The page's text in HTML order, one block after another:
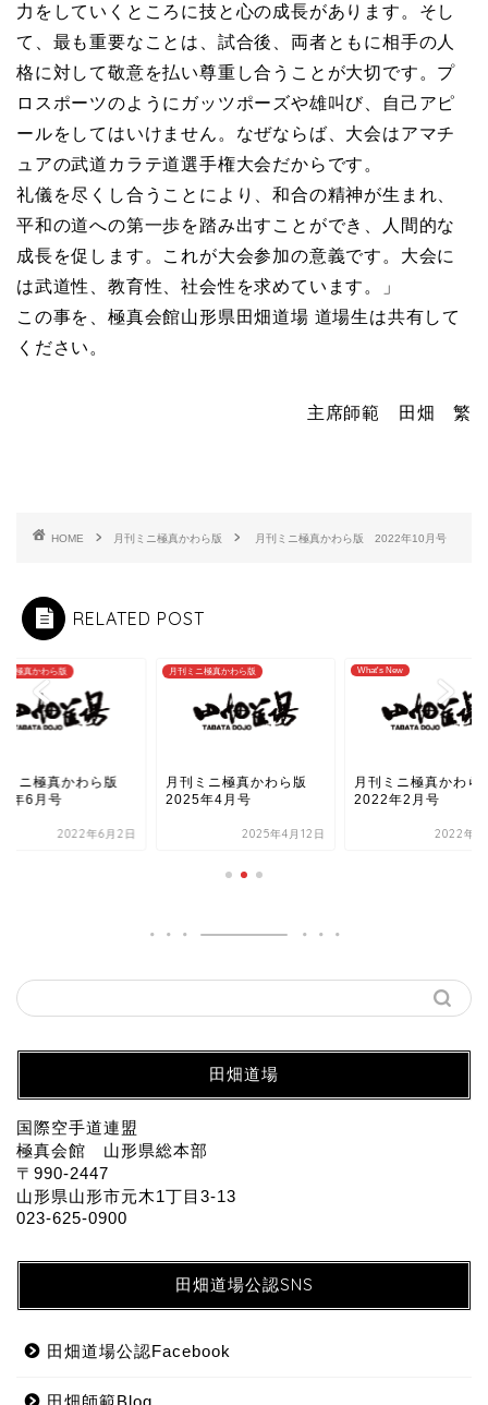
力をしていくところに技と心の成長があります。そし
て、最も重要なことは、試合後、両者ともに相手の人
格に対して敬意を払い尊重し合うことが大切です。プ
ロスポーツのようにガッツポーズや雄叫び、自己アピ
ールをしてはいけません。なぜならば、大会はアマチ
ュアの武道カラテ道選手権大会だからです。
礼儀を尽くし合うことにより、和合の精神が生まれ、
平和の道への第一歩を踏み出すことができ、人間的な
成長を促します。これが大会参加の意義です。大会に
は武道性、教育性、社会性を求めています。」
この事を、極真会館山形県田畑道場 道場生は共有して
ください。
主席師範 田畑 繁
HOME 月刊ミニ極真かわら版 月刊ミニ極真かわら版 2022年10月号
RELATED POST
ニ極真かわら版
ミニ極真かわら版
年6月号
2022年6月2日
月刊ミニ極真かわら版
月刊ミニ極真かわら版
2025年4月号
2025年4月12日
What's New
月刊ミニ極真かわ
2022年2月号
2022年2
田畑道場
国際空手道連盟
極真会館 山形県総本部
〒990-2447
山形県山形市元木1丁目3-13
023-625-0900
田畑道場公認SNS
田畑道場公認Facebook
田畑師範Blog